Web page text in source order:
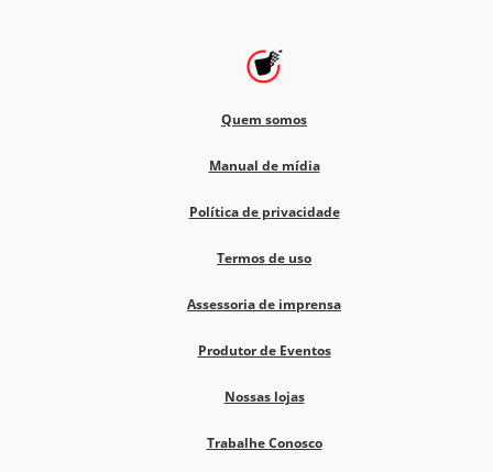
Quem somos
Manual de mídia
Política de privacidade
Termos de uso
Assessoria de imprensa
Produtor de Eventos
Nossas lojas
Trabalhe Conosco